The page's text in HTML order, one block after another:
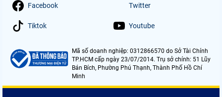
Facebook Twitter
Tiktok Youtube
Mã số doanh nghiệp: 0312866570 do Sở Tài Chính
TP.HCM cấp ngày 23/07/2014. Trụ sở chính: 51 Lũy
Bán Bích, Phường Phú Thạnh, Thành Phố Hồ Chí
Minh